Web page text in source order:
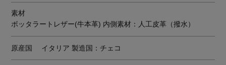
素材
ボッタラートレザー(牛本革) 内側素材：人工皮革（撥水）
原産国 イタリア 製造国：チェコ